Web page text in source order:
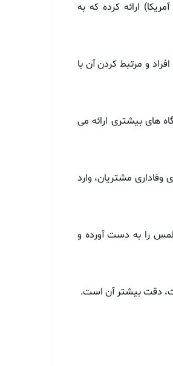
خود در سیاتل( آمریکا) ارائه کرده که به
و مرتبط کردن آن با
های بیشتری ارائه می
مشتریان، وارد
را به دست آورده و
دقت بیشتر آن است.